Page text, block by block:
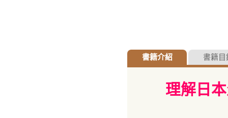
書籍介紹 書籍目
理解日